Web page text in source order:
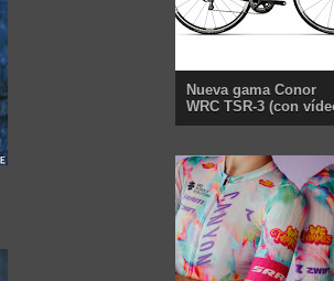
Nueva gama Conor
WRC TSR-3 (con